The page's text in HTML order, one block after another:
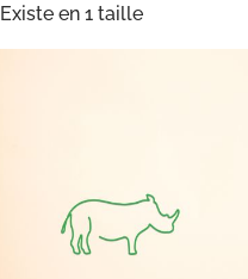
Existe en 1 taille